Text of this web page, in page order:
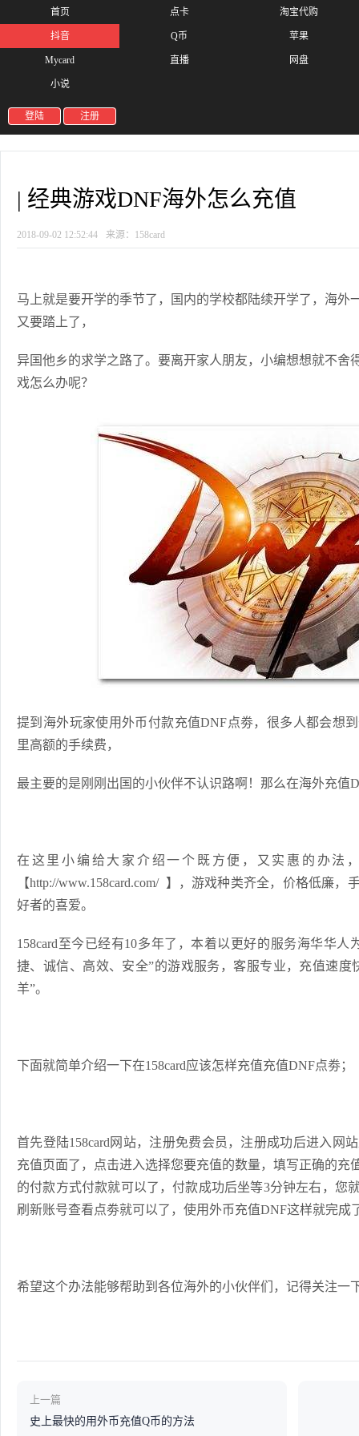
首页 点卡 淘宝代购
抖音 Q币 苹果
Mycard 直播 网盘
小说
登陆 注册
| 经典游戏DNF海外怎么充值
2018-09-02 12:52:44 来源：158card
马上就是要开学的季节了，国内的学校都陆续开学了，海外
又要踏上了，
异国他乡的求学之路了。要离开家人朋友，小编想想就不舍
戏怎么办呢？
提到海外玩家使用外币付款充值DNF点劵，很多人都会想
里高额的手续费，
最主要的是刚刚出国的小伙伴不认识路啊！那么在海外充值
在这里小编给大家介绍一个既方便，又实惠的办法
【http://www.158card.com/】，游戏种类齐全，价格低廉，
好者的喜爱。
158card至今已经有10多年了，本着以更好的服务海华华
捷、诚信、高效、安全”的游戏服务，客服专业，充值速度
羊”。
下面就简单介绍一下在158card应该怎样充值充值DNF点劵；
首先登陆158card网站，注册免费会员，注册成功后进入网
充值页面了，点击进入选择您要充值的数量，填写正确的充
的付款方式付款就可以了，付款成功后坐等3分钟左右，您
刷新账号查看点劵就可以了，使用外币充值DNF这样就完成
希望这个办法能够帮助到各位海外的小伙伴们，记得关注一
上一篇
史上最快的用外币充值Q币的方法